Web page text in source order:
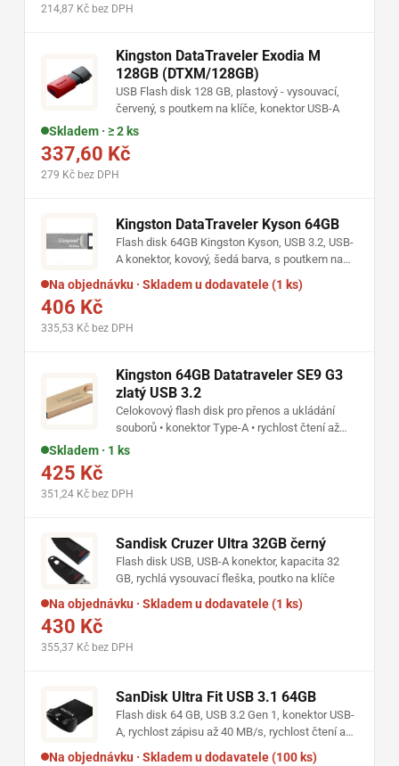
214,87 Kč bez DPH
Kingston DataTraveler Exodia M
128GB (DTXM/128GB)
USB Flash disk 128 GB, plastový - vysouvací,
červený, s poutkem na klíče, konektor USB-A
Skladem · ≥ 2 ks
337,60 Kč
279 Kč bez DPH
Kingston DataTraveler Kyson 64GB
Flash disk 64GB Kingston Kyson, USB 3.2, USB-
A konektor, kovový, šedá barva, s poutkem na
Na objednávku · Skladem u dodavatele (1 ks)
406 Kč
335,53 Kč bez DPH
Kingston 64GB Datatraveler SE9 G3
zlatý USB 3.2
Celokovový flash disk pro přenos a ukládání
souborů • konektor Type-A • rychlost čtení až
220 MB/s a zápisu až 100 MB/s • kompaktní
Skladem · 1 ks
425 Kč
351,24 Kč bez DPH
Sandisk Cruzer Ultra 32GB černý
Flash disk USB, USB-A konektor, kapacita 32
GB, rychlá vysouvací fleška, poutko na klíče
Na objednávku · Skladem u dodavatele (1 ks)
430 Kč
355,37 Kč bez DPH
SanDisk Ultra Fit USB 3.1 64GB
Flash disk 64 GB, USB 3.2 Gen 1, konektor USB-
A, rychlost zápisu až 40 MB/s, rychlost čtení až
Na objednávku · Skladem u dodavatele (100 ks)